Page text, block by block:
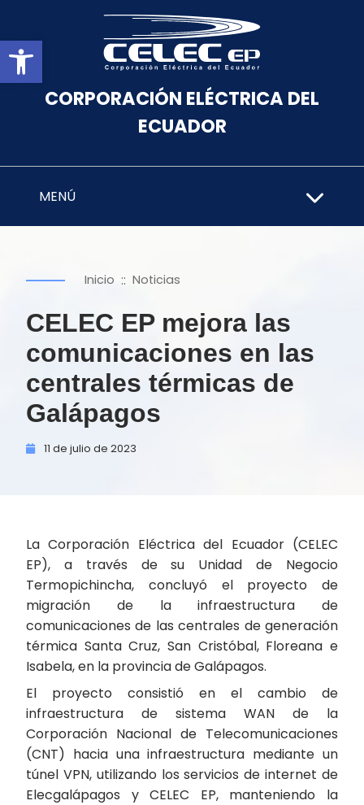
Abrir barra de herramientas
CORPORACIÓN ELÉCTRICA DEL
ECUADOR
MENÚ
Inicio :: Noticias
CELEC EP mejora las
comunicaciones en las
centrales térmicas de
Galápagos
11 de julio de 2023
La Corporación Eléctrica del Ecuador (CELEC
EP), a través de su Unidad de Negocio
Termopichincha, concluyó el proyecto de
migración de la infraestructura de
comunicaciones de las centrales de generación
térmica Santa Cruz, San Cristóbal, Floreana e
Isabela, en la provincia de Galápagos.
El proyecto consistió en el cambio de
infraestructura de sistema WAN de la
Corporación Nacional de Telecomunicaciones
(CNT) hacia una infraestructura mediante un
túnel VPN, utilizando los servicios de internet de
Elecgalápagos y CELEC EP, manteniendo la